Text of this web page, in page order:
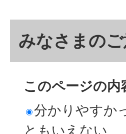
みなさまの
このページの
分かりやすか
ともいえない